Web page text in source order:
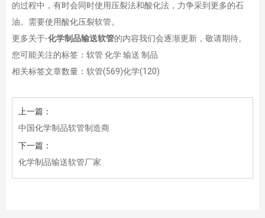
的过程中，有时会同时使用压裂法和酸化法，力争采到更多的石
油。需要使用酸化压裂软管。
更多关于-化学制品输送软管的内容我们会逐渐更新，敬请期待。
您可能关注的标签：软管 化学 输送 制品
相关标签文章数量： 软管(569)化学(120)
上一篇：
中国化学制品软管制造商
下一篇：
化学制品输送软管厂家